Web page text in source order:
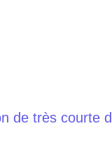
de très courte